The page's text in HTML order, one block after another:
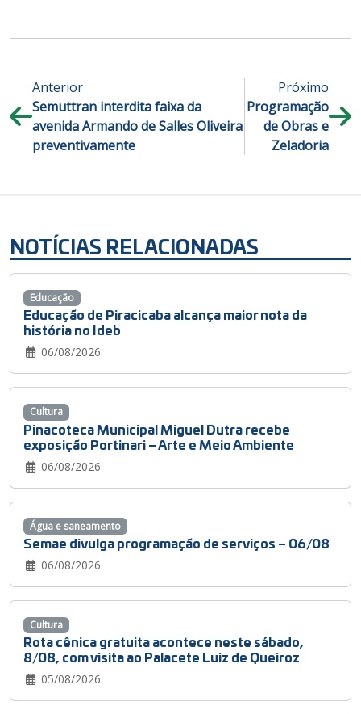
Anterior
Semuttran interdita faixa da
avenida Armando de Salles Oliveira
preventivamente
Próximo
Programação
de Obras e
Zeladoria
NOTÍCIAS RELACIONADAS
Educação de Piracicaba alcança maior nota da
história no Ideb
06/08/2026
Educação
Pinacoteca Municipal Miguel Dutra recebe
exposição Portinari – Arte e Meio Ambiente
06/08/2026
Cultura
Semae divulga programação de serviços – 06/08
06/08/2026
Água e saneamento
Rota cênica gratuita acontece neste sábado,
8/08, com visita ao Palacete Luiz de Queiroz
05/08/2026
Cultura